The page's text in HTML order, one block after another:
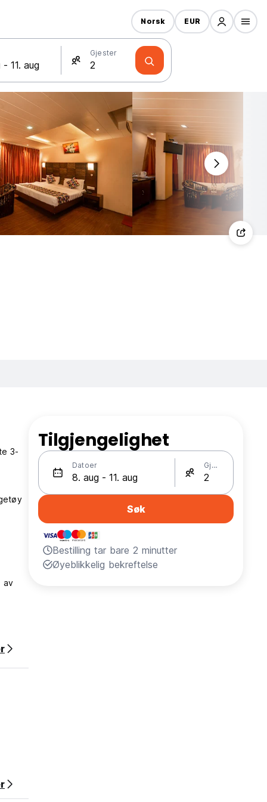
Gjester
Norsk EUR
3-
av
Tilgjengelighet
Datoer Gjester
Søk
Bestilling tar bare 2 minutter
Øyeblikkelig bekreftelse